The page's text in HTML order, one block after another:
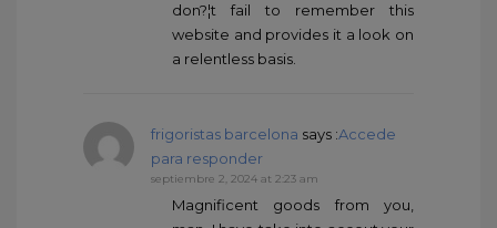
don?¦t fail to remember this
website and provides it a look on
a relentless basis.
frigoristas barcelona says :Accede
para responder
septiembre 2, 2024 at 2:23 am
Magnificent goods from you,